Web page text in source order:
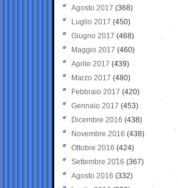
Agosto 2017 (368)
Luglio 2017 (450)
Giugno 2017 (468)
Maggio 2017 (460)
Aprile 2017 (439)
Marzo 2017 (480)
Febbraio 2017 (420)
Gennaio 2017 (453)
Dicembre 2016 (438)
Novembre 2016 (438)
Ottobre 2016 (424)
Settembre 2016 (367)
Agosto 2016 (332)